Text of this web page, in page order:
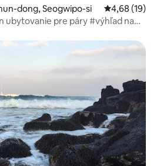
dong, Seogwipo-si Priemerné
4,68 (19)
pre páry #výhľad na